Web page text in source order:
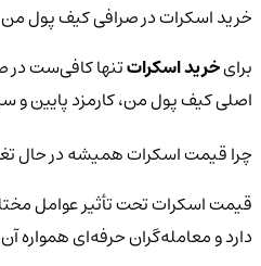
خرید اسکرات در صرافی کیف پول من
برایخرید اسکراتتنها کافی‌ست در
اصلی کیف پول من، کارمزد پایین
چرا قیمت اسکرات همیشه در حال
قیمت اسکرات تحت تأثیر عوامل
دارد و معامله‌گران حرفه‌ای